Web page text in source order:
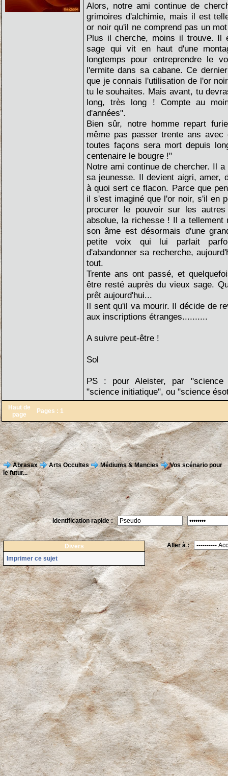
Alors, notre ami continue de
grimoires d'alchimie, mais il est
or noir qu'il ne comprend pas un
Plus il cherche, moins il trouve. Il
sage qui vit en haut d'une
longtemps pour entreprendre le
l'ermite dans sa cabane. Ce
que je connais l'utilisation de l'or
tu le souhaites. Mais avant, tu
long, très long ! Compte au
d'années".
Bien sûr, notre homme repart
même pas passer trente ans avec
toutes façons sera mort depuis
centenaire le bougre !"
Notre ami continue de chercher. Il
sa jeunesse. Il devient aigri, amer,
à quoi sert ce flacon. Parce que
il s'est imaginé que l'or noir, s'il en
procurer le pouvoir sur les
absolue, la richesse ! Il a tellement
son âme est désormais d'une
petite voix qui lui parlait
d'abandonner sa recherche,
tout.
Trente ans ont passé, et
être resté auprès du vieux sage.
prêt aujourd'hui...
Il sent qu'il va mourir. Il décide de
aux inscriptions étranges..........
A suivre peut-être !
Sol
PS : pour Aleister, par
"science initiatique", ou "science
Haut de
page
Pages : 1
Abrasax Arts Occultes Médiums & Mancies
Vos scénario pour
le futur...
Identification rapide :
Divers
Imprimer ce sujet
Aller à :